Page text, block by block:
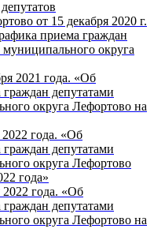
от 15 декабря 2020 г.
приема граждан
муниципального округа
2021 года. «Об
депутатами
округа Лефортово на
года. «Об
депутатами
округа Лефортово
года»
года. «Об
депутатами
округа Лефортово на